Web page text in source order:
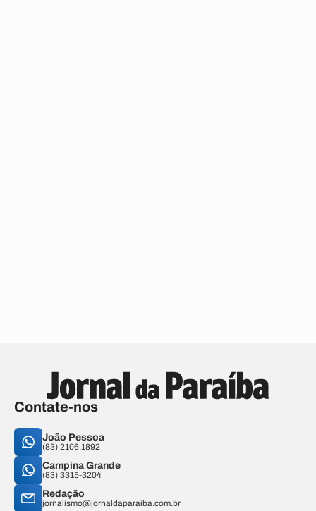
Contate-nos
João Pessoa
(83) 2106.1892
Campina Grande
(83) 3315-3204
Redação
jornalismo@jornaldaparaiba.com.br